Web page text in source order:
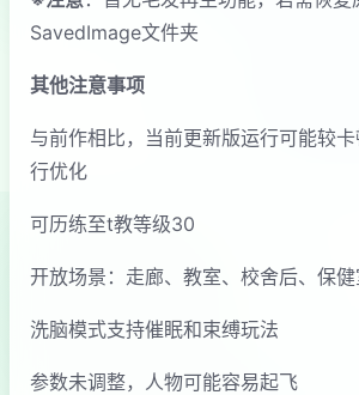
SavedImage文件夹
其他注意事项
与前作相比，当前更新版运行可能较
行优化
可历练至t教等级30
开放场景：走廊、教室、校舍后、保健
洗脑模式支持催眠和束缚玩法
参数未调整，人物可能容易起飞